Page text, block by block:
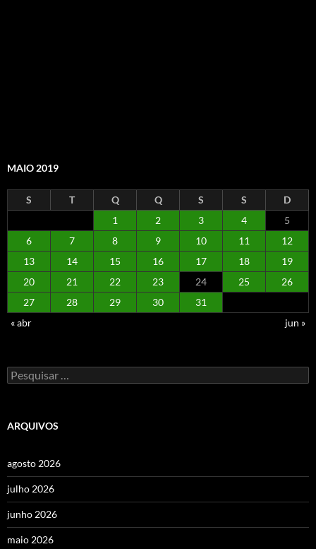
MAIO 2019
S T Q Q S S
D
1
2 3 4
5
6
7 8 9 10 11
12
13
14 15 16 17 18
19
20
21 22 23 24 25
26
27
28 29 30
31
« abr
jun »
Pesquisar
por:
ARQUIVOS
agosto 2026
julho 2026
junho 2026
maio 2026